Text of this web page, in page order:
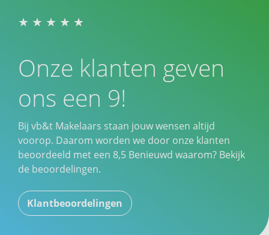
Onze klanten geven
ons een 9!
Bij vb&t Makelaars staan jouw wensen altijd
voorop. Daarom worden we door onze klanten
beoordeeld met een 8,5 Benieuwd waarom? Bekijk
de beoordelingen.
Klantbeoordelingen